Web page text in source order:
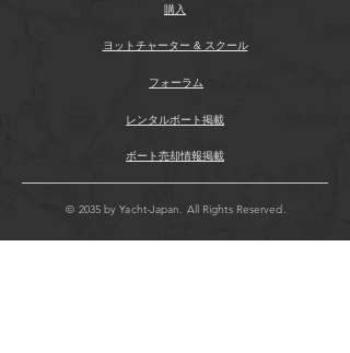
購入
ヨットチャーター & スクール
フォーラム
レンタルボート掲載
ボート売却情報掲載
© 2035 by Yacht-Japan. All Rights Reserved.